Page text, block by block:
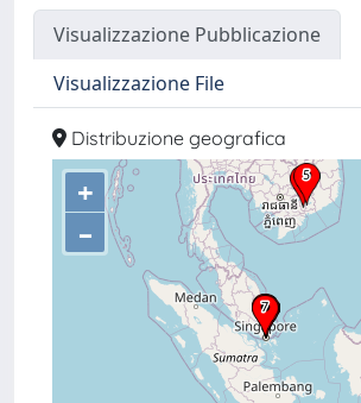
Visualizzazione Pubblicazione
Visualizzazione File
Distribuzione geografica
+
–